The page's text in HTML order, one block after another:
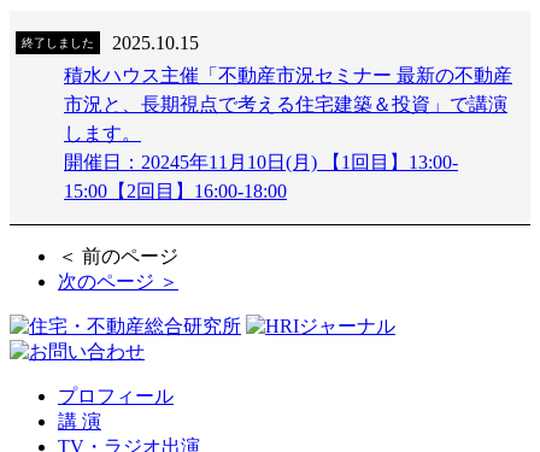
終了しました
2025.10.15
積水ハウス主催「不動産市況セミナー 最新の不動産
市況と、長期視点で考える住宅建築＆投資」で講演
します。
開催日：20245年11月10日(月) 【1回目】13:00-
15:00【2回目】16:00-18:00
＜ 前のページ
次のページ ＞
プロフィール
講 演
TV・ラジオ出演